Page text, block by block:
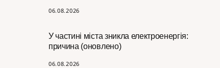
06.08.2026
У частині міста зникла електроенергія:
причина (оновлено)
06.08.2026